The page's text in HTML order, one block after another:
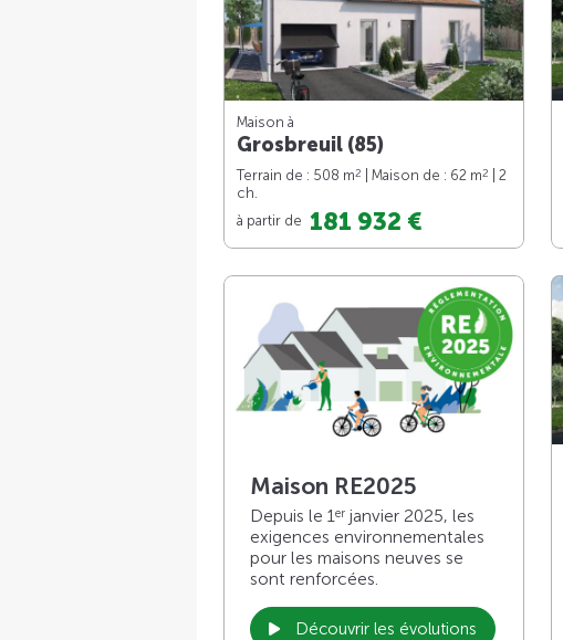
Maison à
Grosbreuil (85)
Terrain de : 508 m2 | Maison de : 62 m2
| 2
ch.
à partir de 181 932 €
Maison RE2025
Depuis le 1 er janvier 2025, les
exigences environnementales
pour les maisons neuves se
sont renforcées.
Découvrir les évolutions